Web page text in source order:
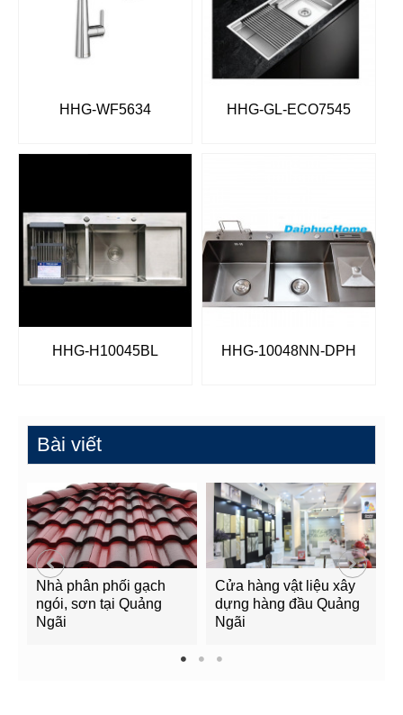
HHG-WF5634 HHG-GL-ECO7545
HHG-H10045BL HHG-10048NN-DPH
Bài viết
Nhà phân phối gạch
ngói, sơn tại Quảng
Ngãi
Cửa hàng vật liệu xây
dựng hàng đầu Quảng
Ngãi
1 2 3